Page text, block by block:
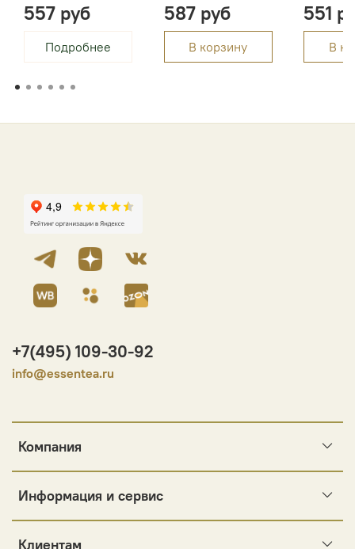
557 руб
Подробнее
587 руб
В корзину
551
В
Компания
Информация и сервис
Клиентам
+7(495) 109-30-92
info@essentea.ru